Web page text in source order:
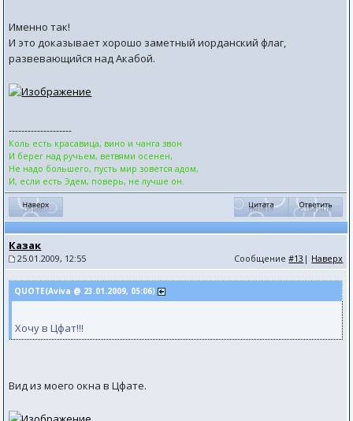
Именно так!
И это доказывает хорошо заметный иорданский флаг,
развевающийся над Акабой.
--------------------
Коль есть красавица, вино и чанга звон
И берег над ручьем, ветвями осенен,
Не надо большего, пусть мир зовется адом,
И, если есть Эдем, поверь, не лучше он.
Казак
25.01.2009, 12:55 Сообщение#13 | Наверх
QUOTE(Aviva @ 23.01.2009, 05:06)
Хочу в Цфат!!!
Вид из моего окна в Цфате.